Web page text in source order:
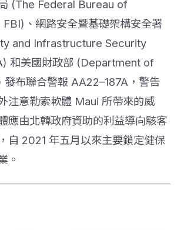
(The Federal Bureau of
、網路安全暨基礎架構安全署
and Infrastructure Security
和美國財政部 (Department of
布聯合警報 AA22–187A，警告
注意勒索軟體 Maui 所帶來的威
應由北韓政府資助的利益導向駭客
自 2021 年五月以來主要鎖定健保
。